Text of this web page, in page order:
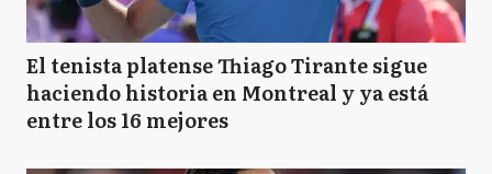
El tenista platense Thiago Tirante sigue
haciendo historia en Montreal y ya está
entre los 16 mejores